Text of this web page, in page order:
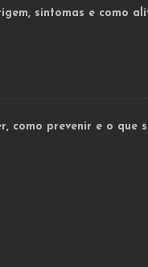
sintomas e como
como prevenir e o que